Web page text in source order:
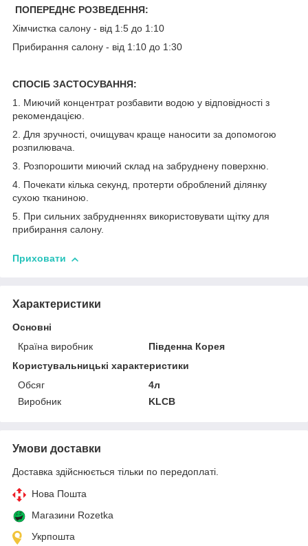
ПОПЕРЕДНЄ РОЗВЕДЕННЯ:
Хімчистка салону - від 1:5 до 1:10
Прибирання салону - від 1:10 до 1:30
СПОСІБ ЗАСТОСУВАННЯ:
1. Миючий концентрат розбавити водою у відповідності з
рекомендацією.
2. Для зручності, очищувач краще наносити за допомогою
розпилювача.
3. Розпорошити миючий склад на забруднену поверхню.
4. Почекати кілька секунд, протерти оброблений ділянку
сухою тканиною.
5. При сильних забрудненнях використовувати щітку для
прибирання салону.
Приховати
Характеристики
Основні
Країна виробник
Південна Корея
Користувальницькі характеристики
Обсяг
4л
Виробник
KLCB
Умови доставки
Доставка здійснюється тільки по передоплаті.
Нова Пошта
Магазини Rozetka
Укрпошта